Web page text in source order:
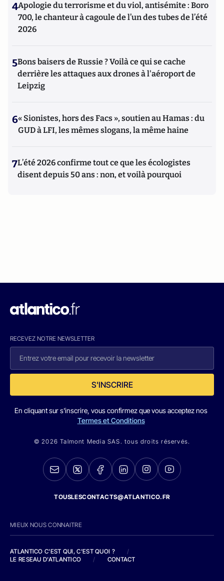
4Apologie du terrorisme et du viol, antisémite : Boro
700, le chanteur à cagoule de l’un des tubes de l’été
2026
5Bons baisers de Russie ? Voilà ce qui se cache
derrière les attaques aux drones à l'aéroport de
Leipzig
6« Sionistes, hors des Facs », soutien au Hamas : du
GUD à LFI, les mêmes slogans, la même haine
7L’été 2026 confirme tout ce que les écologistes
disent depuis 50 ans : non, et voilà pourquoi
RECEVEZ NOTRE NEWSLETTER
S'INSCRIRE
En cliquant sur s'inscrire, vous confirmez que vous acceptez nos
Termes et Conditions
© 2026 Talmont Media SAS. tous droits réservés.
TOUSLESCONTACTS@ATLANTICO.FR
MIEUX NOUS CONNAITRE
ATLANTICO C'EST QUI, C'EST QUOI ?
/
LE RESEAU D'ATLANTICO
/ CONTACT